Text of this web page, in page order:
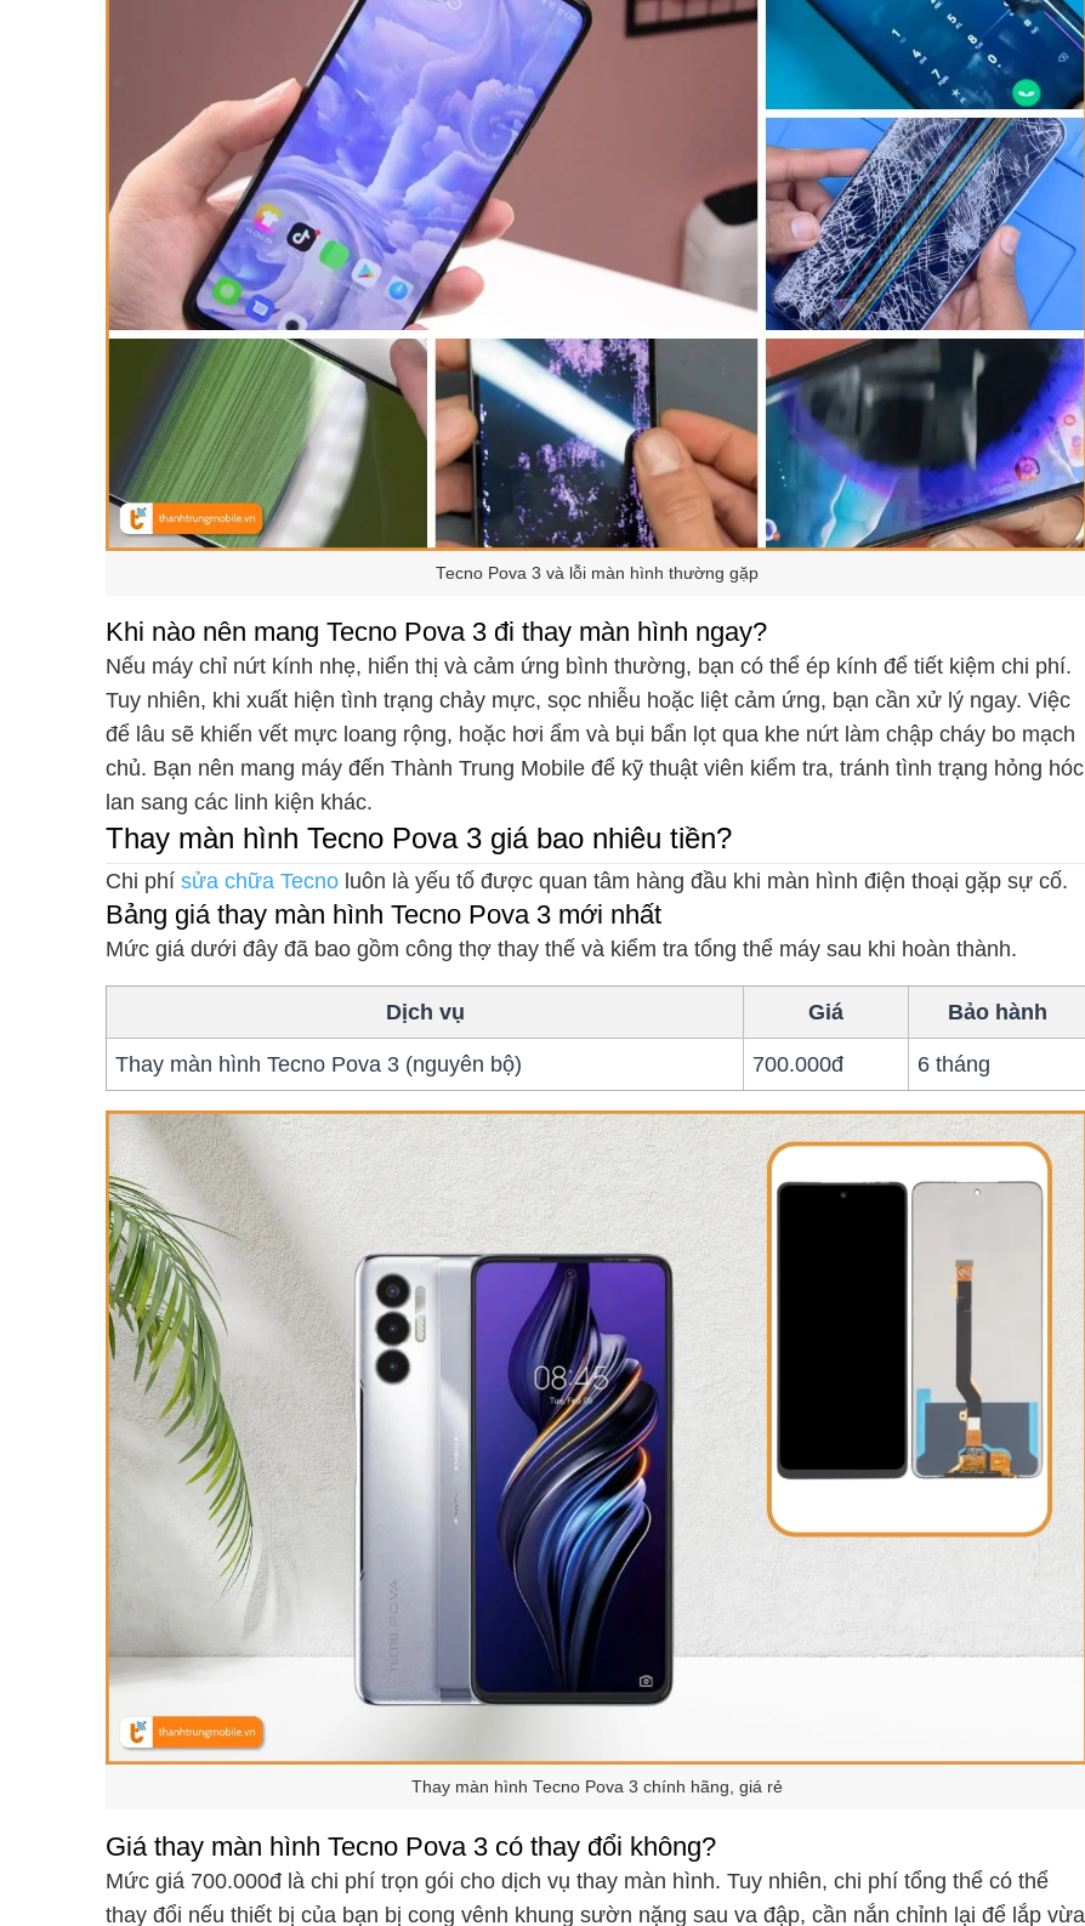
Tecno Pova 3 và lỗi màn hình thường gặp
Khi nào nên mang Tecno Pova 3 đi thay màn hình ngay?
Nếu máy chỉ nứt kính nhẹ, hiển thị và cảm ứng bình thường, bạn có thể ép kính để tiết kiệm chi phí.
Tuy nhiên, khi xuất hiện tình trạng chảy mực, sọc nhiễu hoặc liệt cảm ứng, bạn cần xử lý ngay. Việc
để lâu sẽ khiến vết mực loang rộng, hoặc hơi ẩm và bụi bẩn lọt qua khe nứt làm chập cháy bo mạch
chủ. Bạn nên mang máy đến Thành Trung Mobile để kỹ thuật viên kiểm tra, tránh tình trạng hỏng hóc
lan sang các linh kiện khác.
Thay màn hình Tecno Pova 3 giá bao nhiêu tiền?
Chi phí sửa chữa Tecno luôn là yếu tố được quan tâm hàng đầu khi màn hình điện thoại gặp sự cố.
Bảng giá thay màn hình Tecno Pova 3 mới nhất
Mức giá dưới đây đã bao gồm công thợ thay thế và kiểm tra tổng thể máy sau khi hoàn thành.
Dịch vụ Giá Bảo hành
Thay màn hình Tecno Pova 3 (nguyên bộ) 700.000đ 6 tháng
Thay màn hình Tecno Pova 3 chính hãng, giá rẻ
Giá thay màn hình Tecno Pova 3 có thay đổi không?
Mức giá 700.000đ là chi phí trọn gói cho dịch vụ thay màn hình. Tuy nhiên, chi phí tổng thể có thể
thay đổi nếu thiết bị của bạn bị cong vênh khung sườn nặng sau va đập, cần nắn chỉnh lại để lắp vừa